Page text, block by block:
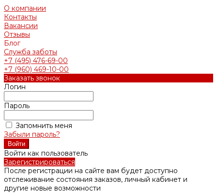
О компании
Контакты
Вакансии
Отзывы
Блог
Служба заботы
+7 (495) 476-69-00
+7 (960) 469-10-00
Заказать звонок
Логин
Пароль
Запомнить меня
Забыли пароль?
Войти как пользователь
Зарегистрироваться
После регистрации на сайте вам будет доступно
отслеживание состояния заказов, личный кабинет и
другие новые возможности